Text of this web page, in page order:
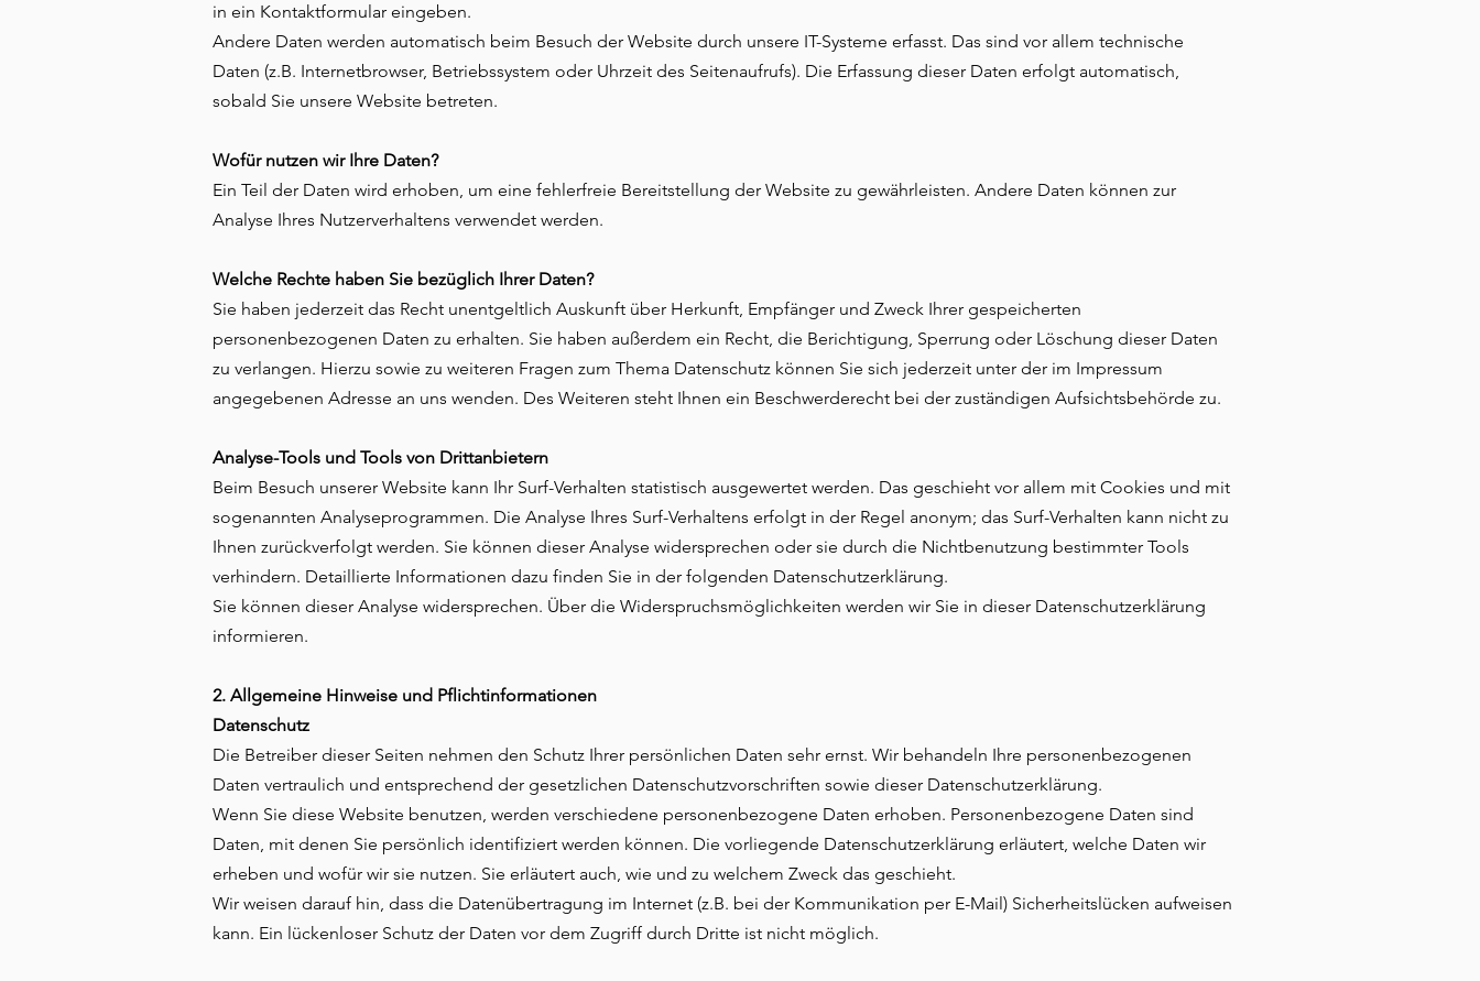
in ein Kontaktformular eingeben.
Andere Daten werden automatisch beim Besuch der Website durch unsere IT-Systeme erfasst. Das sind vor allem technische
Daten (z.B. Internetbrowser, Betriebssystem oder Uhrzeit des Seitenaufrufs). Die Erfassung dieser Daten erfolgt automatisch,
sobald Sie unsere Website betreten.
Wofür nutzen wir Ihre Daten?
Ein Teil der Daten wird erhoben, um eine fehlerfreie Bereitstellung der Website zu gewährleisten. Andere Daten können zur
Analyse Ihres Nutzerverhaltens verwendet werden.
Welche Rechte haben Sie bezüglich Ihrer Daten?
Sie haben jederzeit das Recht unentgeltlich Auskunft über Herkunft, Empfänger und Zweck Ihrer gespeicherten
personenbezogenen Daten zu erhalten. Sie haben außerdem ein Recht, die Berichtigung, Sperrung oder Löschung dieser Daten
zu verlangen. Hierzu sowie zu weiteren Fragen zum Thema Datenschutz können Sie sich jederzeit unter der im Impressum
angegebenen Adresse an uns wenden. Des Weiteren steht Ihnen ein Beschwerderecht bei der zuständigen Aufsichtsbehörde zu.
Analyse-Tools und Tools von Drittanbietern
Beim Besuch unserer Website kann Ihr Surf-Verhalten statistisch ausgewertet werden. Das geschieht vor allem mit Cookies und mit
sogenannten Analyseprogrammen. Die Analyse Ihres Surf-Verhaltens erfolgt in der Regel anonym; das Surf-Verhalten kann nicht zu
Ihnen zurückverfolgt werden. Sie können dieser Analyse widersprechen oder sie durch die Nichtbenutzung bestimmter Tools
verhindern. Detaillierte Informationen dazu finden Sie in der folgenden Datenschutzerklärung.
Sie können dieser Analyse widersprechen. Über die Widerspruchsmöglichkeiten werden wir Sie in dieser Datenschutzerklärung
informieren.
2. Allgemeine Hinweise und Pflichtinformationen
Datenschutz
Die Betreiber dieser Seiten nehmen den Schutz Ihrer persönlichen Daten sehr ernst. Wir behandeln Ihre personenbezogenen
Daten vertraulich und entsprechend der gesetzlichen Datenschutzvorschriften sowie dieser Datenschutzerklärung.
Wenn Sie diese Website benutzen, werden verschiedene personenbezogene Daten erhoben. Personenbezogene Daten sind
Daten, mit denen Sie persönlich identifiziert werden können. Die vorliegende Datenschutzerklärung erläutert, welche Daten wir
erheben und wofür wir sie nutzen. Sie erläutert auch, wie und zu welchem Zweck das geschieht.
Wir weisen darauf hin, dass die Datenübertragung im Internet (z.B. bei der Kommunikation per E-Mail) Sicherheitslücken aufweisen
kann. Ein lückenloser Schutz der Daten vor dem Zugriff durch Dritte ist nicht möglich.